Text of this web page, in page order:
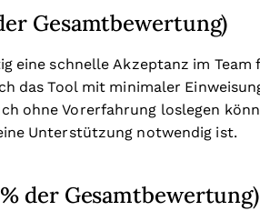
Gesamtbewertung)
eine schnelle Akzeptanz im
das Tool mit minimaler
ohne Vorerfahrung loslegen
Unterstützung notwendig ist.
der Gesamtbewertung)